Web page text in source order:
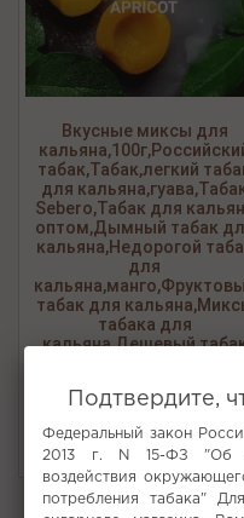
Вкусные миксы для
табак,Табак,легкий
для
Sebero,Табак для
оптом,Дымный табак
кальяна,Недорогой
для
табак для
табака для
кальяна,Дешевый
Нет в наличии
1200 р.
Подтвердите,
Федеральный закон
2013 г. N 15-ФЗ "Об
воздействия
потребления табака"